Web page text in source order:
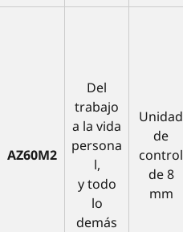
AZ60M2
Del
trabajo
a la vida
persona
l,
y todo
lo
demás
Unidad
de
control
de 8
mm